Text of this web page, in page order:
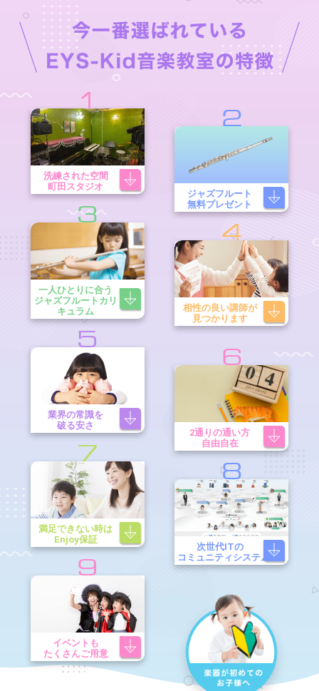
1
洗練された空間
町田スタジオ
2
ジャズフルート
無料プレゼント
3
一人ひとりに合う
ジャズフルートカリ
キュラム
4
相性の良い講師が
見つかります
5
業界の常識を
破る安さ
6
2通りの通い方
自由自在
7
満足できない時は
Enjoy保証
8
次世代ITの
コミュニティシステム
9
イベントも
たくさんご用意